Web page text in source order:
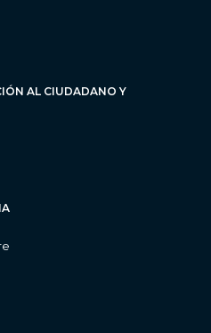
AL CIUDADANO Y